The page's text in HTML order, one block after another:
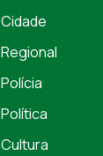
Cidade
Regional
Polícia
Política
Cultura